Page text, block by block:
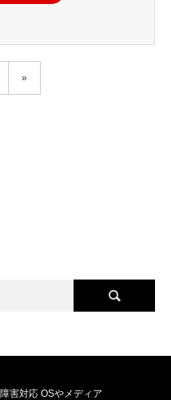
»
障害対応 OSやメディア